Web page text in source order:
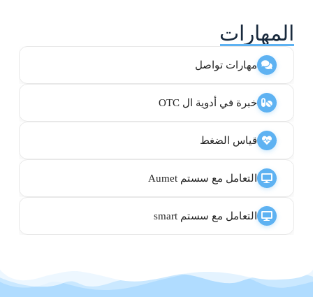
المهارات
مهارات تواصل
خبرة في أدوية ال OTC
قياس الضغط
التعامل مع سستم Aumet
التعامل مع سستم smart